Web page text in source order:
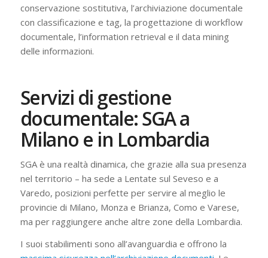
conservazione sostitutiva, l’archiviazione documentale
con classificazione e tag, la progettazione di workflow
documentale, l’information retrieval e il data mining
delle informazioni.
Servizi di gestione
documentale: SGA a
Milano e in Lombardia
SGA è una realtà dinamica, che grazie alla sua presenza
nel territorio – ha sede a Lentate sul Seveso e a
Varedo, posizioni perfette per servire al meglio le
provincie di Milano, Monza e Brianza, Como e Varese,
ma per raggiungere anche altre zone della Lombardia.
I suoi stabilimenti sono all’avanguardia e offrono la